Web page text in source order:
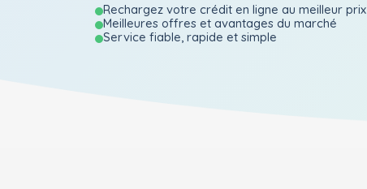
Rechargez votre crédit en ligne au meilleur prix
Meilleures offres et avantages du marché
Service fiable, rapide et simple